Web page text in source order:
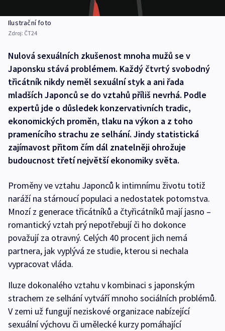
Ilustrační foto
Zdroj: ČT24
Nulová sexuálních zkušenost mnoha mužů se v
Japonsku stává problémem. Každý čtvrtý svobodný
třicátník nikdy neměl sexuální styk a ani řada
mladších Japonců se do vztahů příliš nevrhá. Podle
expertů jde o důsledek konzervativních tradic,
ekonomických proměn, tlaku na výkon a z toho
pramenícího strachu ze selhání. Jindy statistická
zajímavost přitom čím dál znatelněji ohrožuje
budoucnost třetí největší ekonomiky světa.
Proměny ve vztahu Japonců k intimnímu životu totiž
naráží na stárnoucí populaci a nedostatek potomstva.
Mnozí z generace třicátníků a čtyřicátníků mají jasno –
romantický vztah prý nepotřebují či ho dokonce
považují za otravný. Celých 40 procent jich nemá
partnera, jak vyplývá ze studie, kterou si nechala
vypracovat vláda.
Iluze dokonalého vztahu v kombinaci s japonským
strachem ze selhání vytváří mnoho sociálních problémů.
V zemi už fungují neziskové organizace nabízející
sexuální výchovu či umělecké kurzy pomáhající